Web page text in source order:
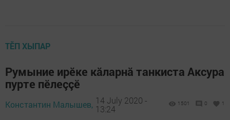
ТӖП ХЫПАР
Румыние ирӗке кăларнă танкиста Аксура
пурте пӗлеççӗ
Константин Малышев, 14 July 2020 -
13:24
1501 0 1